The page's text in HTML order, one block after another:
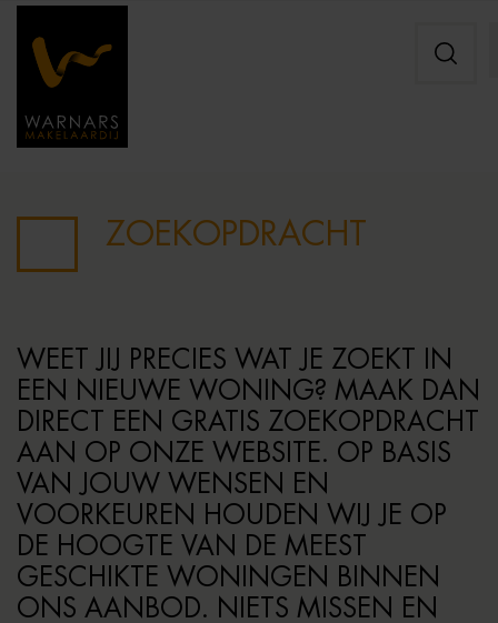
ZOEKOPDRACHT
WEET JIJ PRECIES WAT JE ZOEKT IN
EEN NIEUWE WONING? MAAK DAN
DIRECT EEN GRATIS ZOEKOPDRACHT
AAN OP ONZE WEBSITE. OP BASIS
VAN JOUW WENSEN EN
VOORKEUREN HOUDEN WIJ JE OP
DE HOOGTE VAN DE MEEST
GESCHIKTE WONINGEN BINNEN
ONS AANBOD. NIETS MISSEN EN